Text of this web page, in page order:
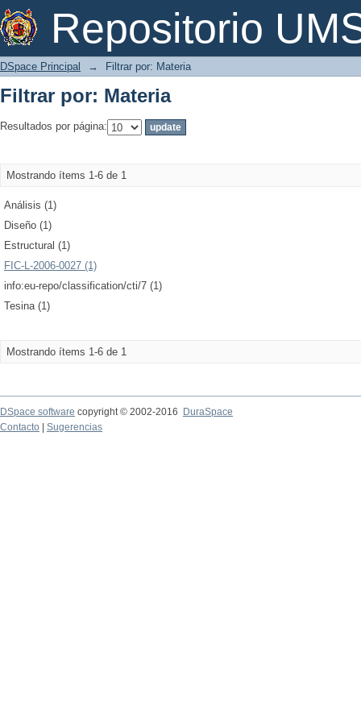
Repositorio
Filtrar por: Materia
DSpace Principal → Filtrar por: Materia
Filtrar por: Materia
Resultados por página:
Mostrando ítems 1-6 de 1
Análisis (1)
Diseño (1)
Estructural (1)
FIC-L-2006-0027 (1)
info:eu-repo/classification/cti/7 (1)
Tesina (1)
Mostrando ítems 1-6 de 1
DSpace software copyright © 2002-2016
DuraSpace
Contacto
Sugerencias